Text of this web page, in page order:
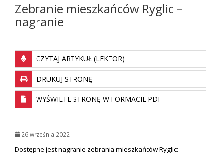
Zebranie mieszkańców Ryglic –
nagranie
CZYTAJ ARTYKUŁ (LEKTOR)
DRUKUJ STRONĘ
WYŚWIETL STRONĘ W FORMACIE PDF
26 września 2022
Dostępne jest nagranie zebrania mieszkańców Ryglic: